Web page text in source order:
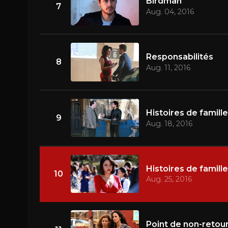
7
Aug. 04, 2016
8
Responsabilités
Aug. 11, 2016
9
Histoires de
Aug. 18, 2016
10
Histoires de
Aug. 25, 2016
Point de non-retour